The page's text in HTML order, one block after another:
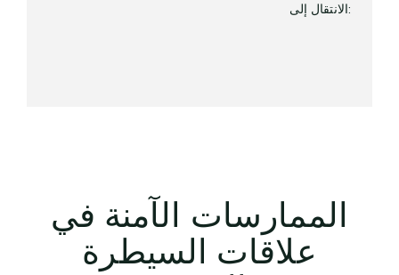
:الانتقال إلى
الممارسات الآمنة في
علاقات السيطرة